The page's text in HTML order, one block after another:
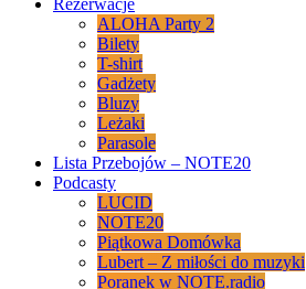
Rezerwacje
ALOHA Party 2
Bilety
T-shirt
Gadżety
Bluzy
Leżaki
Parasole
Lista Przebojów – NOTE20
Podcasty
LUCID
NOTE20
Piątkowa Domówka
Lubert – Z miłości do muzyki
Poranek w NOTE.radio